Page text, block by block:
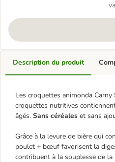
Description du produit
Les croquettes animonda
croquettes nutritives
âgés. Sans céréales et sans
Grâce à la levure de bière qui
poulet + bœuf favorisent la
contribuent à la souplesse de